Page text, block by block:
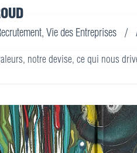
, Vie des Entreprises /
notre devise, ce qui nous